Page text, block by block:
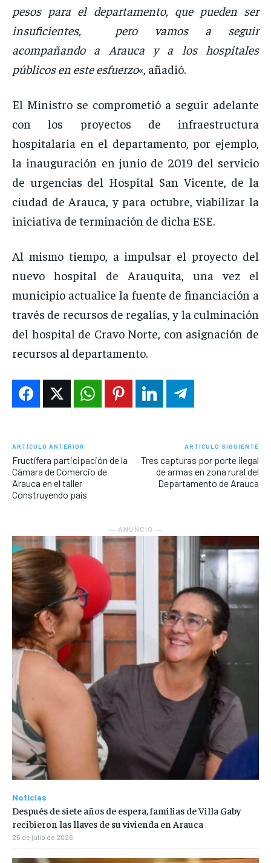
pesos para el departamento, que pueden ser
insuficientes, pero vamos a seguir
acompañando a Arauca y a los hospitales
públicos en este esfuerzo«, añadió.
El Ministro se comprometió a seguir adelante
con los proyectos de infraestructura
hospitalaria en el departamento, por ejemplo,
la inauguración en junio de 2019 del servicio
de urgencias del Hospital San Vicente, de la
ciudad de Arauca, y para octubre, viabilizar la
iniciativa de terminación de dicha ESE.
Al mismo tiempo, a impulsar el proyecto del
nuevo hospital de Arauquita, una vez el
municipio actualice la fuente de financiación a
través de recursos de regalías, y la culminación
del hospital de Cravo Norte, con asignación de
recursos al departamento.
ARTÍCULO ANTERIOR
Fructífera participación de la
Cámara de Comercio de
Arauca en el taller
Construyendo país
ARTÍCULO SIGUIENTE
Tres capturas por porte ilegal
de armas en zona rural del
Departamento de Arauca
― ANUNCIO ―
Noticias
Después de siete años de espera, familias de Villa Gaby
recibieron las llaves de su vivienda en Arauca
26 de julio de 2026